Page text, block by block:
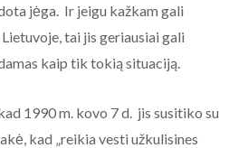
jėga. Ir jeigu kažkam gali
tai jis geriausiai gali
kaip tik tokią situaciją.
1990 m. kovo 7 d. jis susitiko su
kad „reikia vesti užkulisines